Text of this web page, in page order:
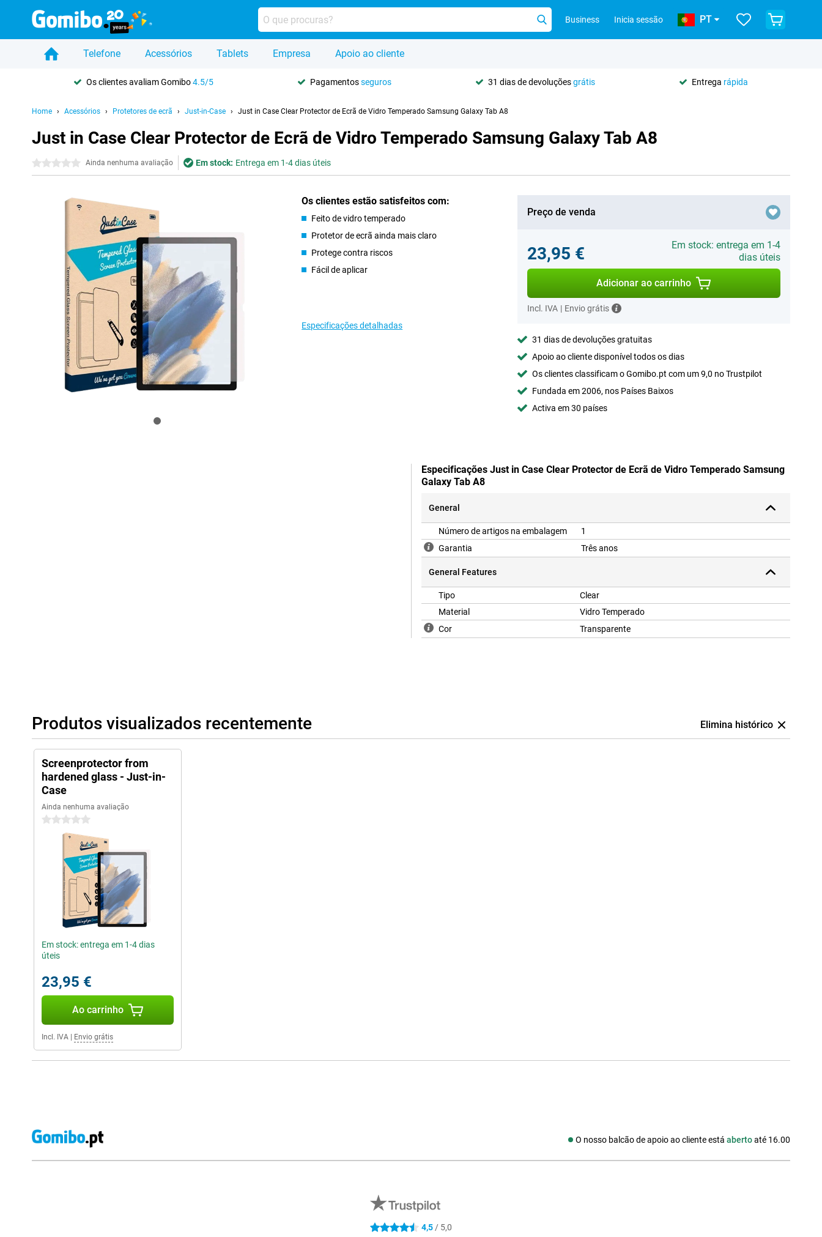
Business Inicia sessão PT
Telefone Acessórios Tablets Empresa Apoio ao cliente
Os clientes avaliam Gomibo4.5/5 Pagamentosseguros 31 dias de devoluçõesgrátis Entrega rápida
Home Acessórios Protetores de ecrã Just-in-Case Just in Case Clear Protector de Ecrã de Vidro Temperado Samsung Galaxy Tab A8
Just in Case Clear Protector de Ecrã de Vidro Temperado Samsung Galaxy Tab A8
0 estrelas Ainda nenhuma avaliação Em stock: Entrega em 1-4 dias úteis
Os clientes estão satisfeitos com:
Feito de vidro temperado
Protetor de ecrã ainda mais claro
Protege contra riscos
Fácil de aplicar
Especificações detalhadas
Preço de venda
23,95 €
Em stock: entrega em 1-4
dias úteis
Adicionar ao carrinho
Incl. IVA | Envio grátis
31 dias de devoluções gratuitas
Apoio ao cliente disponível todos os dias
Os clientes classificam o Gomibo.pt com um 9,0 no Trustpilot
Fundada em 2006, nos Países Baixos
Activa em 30 países
Especificações Just in Case Clear Protector de Ecrã de Vidro Temperado Samsung
Galaxy Tab A8
General
Número de artigos na embalagem
1
Garantia
Três anos
General Features
Tipo
Clear
Material
Vidro Temperado
Cor
Transparente
Produtos visualizados recentemente Elimina histórico
Screenprotector from
hardened glass - Just-in-
Case
Ainda nenhuma avaliação
0 estrelas
Em stock: entrega em 1-4 dias
úteis
23,95 €
Ao carrinho
Incl. IVA Envio grátis
O nosso balcão de apoio ao cliente está abertoaté 16.00
Redes sociais
4.5 estrelas 4,5 / 5,0